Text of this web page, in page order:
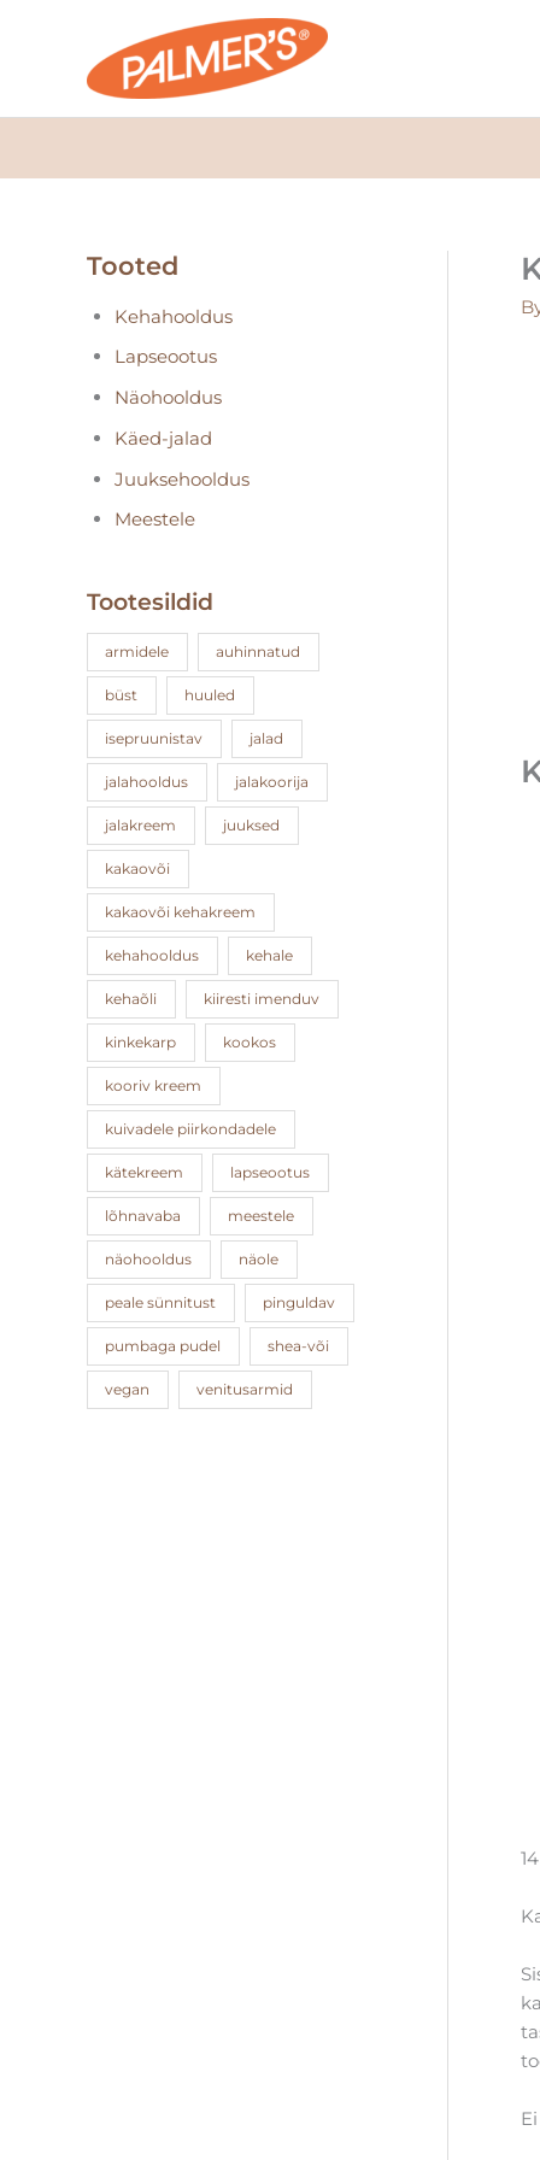
Tooted
Kehahooldus
Lapseootus
Näohooldus
Käed-jalad
Juuksehooldus
Meestele
Tootesildid
armidele auhinnatud
büst huuled
isepruunistav jalad
jalahooldus jalakoorija
jalakreem juuksed
kakaovõi
kakaovõi kehakreem
kehahooldus kehale
kehaõli kiiresti imenduv
kinkekarp kookos
kooriv kreem
kuivadele piirkondadele
kätekreem lapseootus
lõhnavaba meestele
näohooldus näole
peale sünnitust pinguldav
pumbaga pudel shea-või
vegan venitusarmid